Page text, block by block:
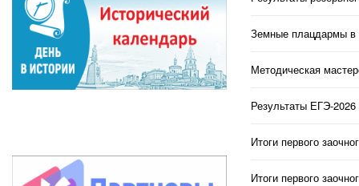
Земные плацдармы в
Методическая
Результаты ЕГЭ-
Итоги первого
Итоги первого